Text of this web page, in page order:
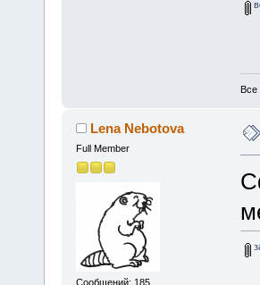
Lena Nebotova
Full Member
Сообщений: 185